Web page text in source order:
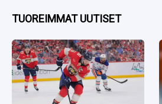
TUOREIMMAT UUTISET